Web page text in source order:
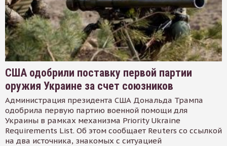
США одобрили поставку первой партии
оружия Украине за счет союзников
Администрация президента США Дональда Трампа
одобрила первую партию военной помощи для
Украины в рамках механизма Priority Ukraine
Requirements List. Об этом сообщает Reuters со ссылкой
на два источника, знакомых с ситуацией